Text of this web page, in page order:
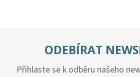
ODEBÍRAT
Přihlaste se k odběru našeho